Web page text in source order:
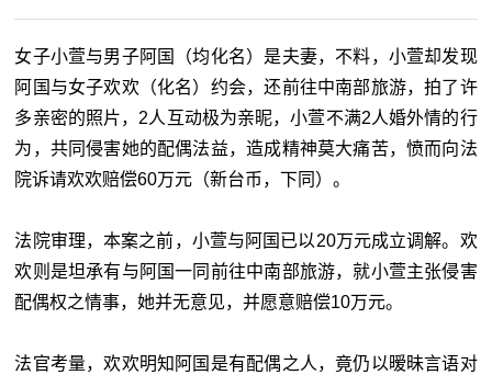
女子小萱与男子阿国（均化名）是夫妻，不料，小萱却发现
阿国与女子欢欢（化名）约会，还前往中南部旅游，拍了许
多亲密的照片，2人互动极为亲昵，小萱不满2人婚外情的行
为，共同侵害她的配偶法益，造成精神莫大痛苦，愤而向法
院诉请欢欢赔偿60万元（新台币，下同）。
法院审理，本案之前，小萱与阿国已以20万元成立调解。欢
欢则是坦承有与阿国一同前往中南部旅游，就小萱主张侵害
配偶权之情事，她并无意见，并愿意赔偿10万元。
法官考量，欢欢明知阿国是有配偶之人，竟仍以暧昧言语对